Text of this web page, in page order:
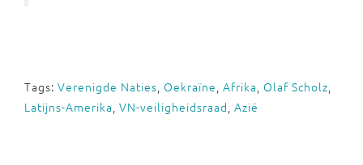
Tags: Verenigde Naties, Oekraïne, Afrika, Olaf Scholz,
Latijns-Amerika, VN-veiligheidsraad, Azië